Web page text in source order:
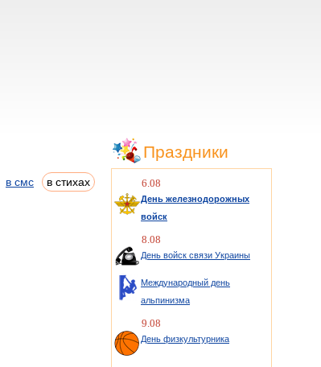
в смс в стихах
Праздники
6.08
День железнодорожных
войск
8.08
День войск связи Украины
Международный день
альпинизма
9.08
День физкультурника